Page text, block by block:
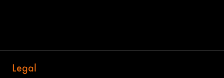
Legal